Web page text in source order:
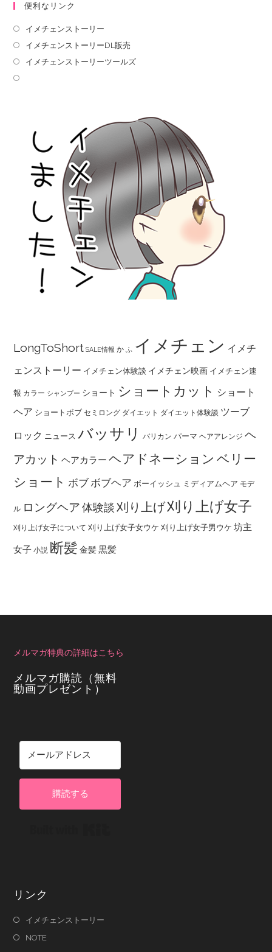
便利なリンク
イメチェンストーリー
イメチェンストーリーDL販売
イメチェンストーリーツールズ
LongToShort SALE情報 か ふ イメチェン イメチ
ェンストーリー イメチェン体験談 イメチェン映画 イメチェン速
報 カラー シャンプー ショート ショートカット ショート
ヘア ショートボブ セミロング ダイエット ダイエット体験談 ツーブ
ロック ニュース バッサリ バリカン パーマ ヘアアレンジ ヘ
アカット ヘアカラー ヘアドネーション ベリー
ショート ボブボブヘア ボーイッシュ ミディアムヘア モデ
ル ロングヘア 体験談 刈り上げ刈り上げ女子
刈り上げ女子について 刈り上げ女子女ウケ 刈り上げ女子男ウケ 坊主
女子 小説 断髪 金髪 黒髪
メルマガ特典の詳細はこちら
メルマガ購読（無料
動画プレゼント）
購読する
リンク
イメチェンストーリー
NOTE